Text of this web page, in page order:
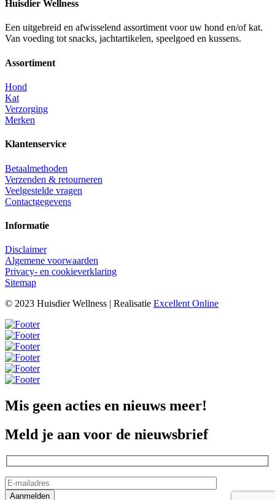
Huisdier Wellness
Een uitgebreid en afwisselend assortiment voor uw hond en/of kat.
Van voeding tot snacks, jachtartikelen, speelgoed en kussens.
Assortiment
Hond
Kat
Verzorging
Merken
Klantenservice
Betaalmethoden
Verzenden & retourneren
Veelgestelde vragen
Contactgegevens
Informatie
Disclaimer
Algemene voorwaarden
Privacy- en cookieverklaring
Sitemap
© 2023 Huisdier Wellness | Realisatie Excellent Online
Mis geen acties en nieuws meer!
Meld je aan voor de nieuwsbrief